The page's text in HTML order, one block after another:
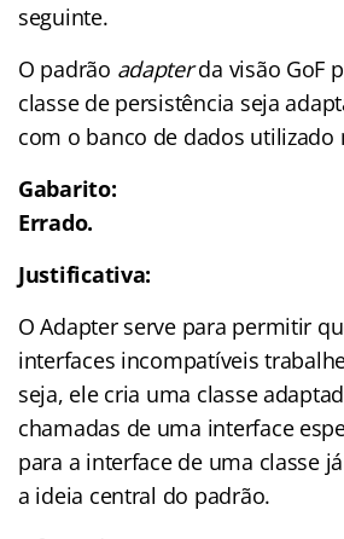
seguinte.
O padrão adapterda visão GoF
classe de persistência seja
com o banco de dados utilizado
Gabarito:
Errado.
Justificativa:
O Adapter serve para permitir
interfaces incompatíveis
seja, ele cria uma classe
chamadas de uma interface
para a interface de uma classe
a ideia central do padrão.